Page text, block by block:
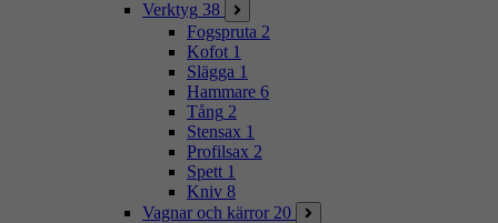
Verktyg 38
Fogspruta 2
Kofot 1
Slägga 1
Hammare 6
Tång 2
Stensax 1
Profilsax 2
Spett 1
Kniv 8
Vagnar och kärror 20